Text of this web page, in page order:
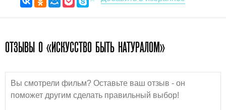
ОТЗЫВЫ О «ИСКУССТВО БЫТЬ НАТУРАЛОМ»